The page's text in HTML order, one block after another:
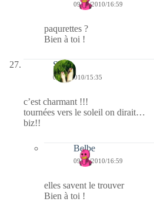
09/03/2010/16:59
paqurettes ?
Bien à toi !
S
09/03/2010/15:35
c’est charmant !!!
tournées vers le soleil on dirait…
biz!!
Belbe
09/03/2010/16:59
elles savent le trouver
Bien à toi !